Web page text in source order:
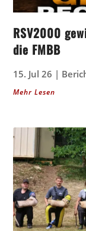
RSV2000
die FMBB
15. Jul 26 |
Mehr Lesen